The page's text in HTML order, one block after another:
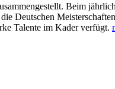
Beim
Deutschen
Talente im Kader verfügt.